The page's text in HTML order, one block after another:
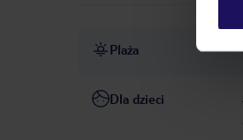
Plaża
Dla dzieci